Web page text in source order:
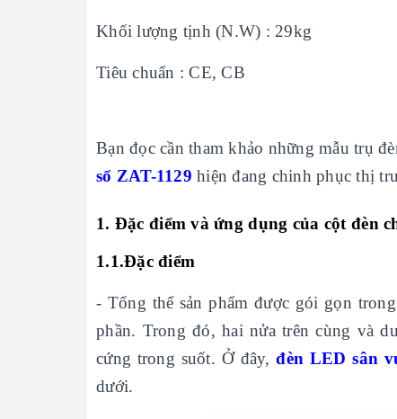
Khối lượng tịnh (N.W) : 29kg
Tiêu chuẩn : CE, CB
Bạn đọc cần tham khảo những mẫu trụ
số ZAT-1129 hiện đang chinh phục thị
1. Đặc điểm và ứng dụng của cột đèn
1.1.Đặc điểm
- Tổng thể sản phẩm được gói gọn
phần. Trong đó, hai nửa trên cùng và
cứng trong suốt. Ở đây,đèn LED sân
dưới.